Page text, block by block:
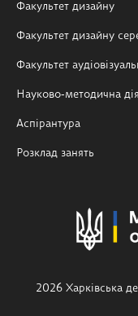
Факультет дизайну
Факультет дизайну
Факультет
Науково-методична
Аспірантура
Розклад занять
2026 Харківська